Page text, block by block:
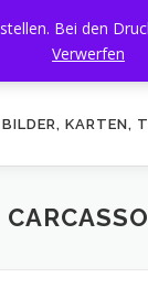
Bei den
Verwerfen
BILDER, KARTEN,